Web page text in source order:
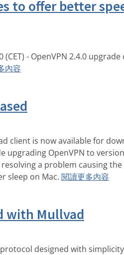
to offer better
(CET) - OpenVPN 2.4.0
內容
client is now available for
upgrading OpenVPN to
a problem causing
sleep on Mac. 閱讀更多內容
with Mullvad
designed with